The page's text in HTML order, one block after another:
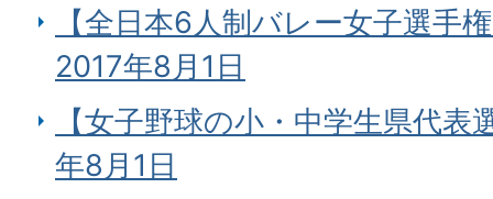
【全日本6人制バレー女子選手
2017年8月1日
【女子野球の小・中学生県代
年8月1日